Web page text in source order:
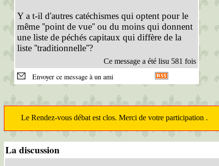
Y a t-il d'autres catéchismes qui optent pour le
même ''point de vue'' ou du moins qui donnent
une liste de péchés capitaux qui diffère de la
liste ''traditionnelle''?
Ce message a été lisu 581 fois
Envoyer ce message à un ami
Le Rendez-vous débat est clos. Merci de votre participation .
La discussion